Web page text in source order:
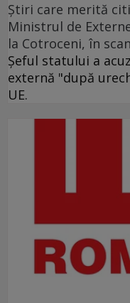
Ştiri care merită
Ministrul de
la Cotroceni, în
Şeful statului a
externă "după
UE.